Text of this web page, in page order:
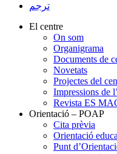
ترجم
El centre
On som
Organigrama
Documents de
Novetats
Projectes del
Impressions de
Revista ES
Orientació – POAP
Cita prèvia
Orientació
Punt